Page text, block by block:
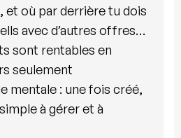
et où par derrière tu dois
avec d’autres offres…
sont rentables en
seulement
mentale : une fois créé,
à gérer et à